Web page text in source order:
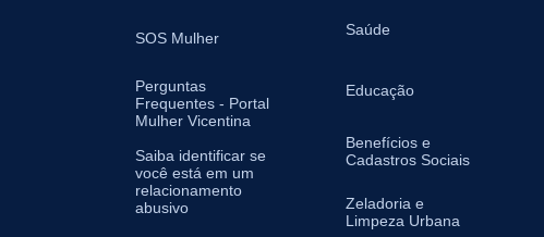
SOS Mulher
Perguntas
Frequentes - Portal
Mulher Vicentina
Saiba identificar se
você está em um
relacionamento
abusivo
Saúde
Educação
Benefícios e
Cadastros Sociais
Zeladoria e
Limpeza Urbana